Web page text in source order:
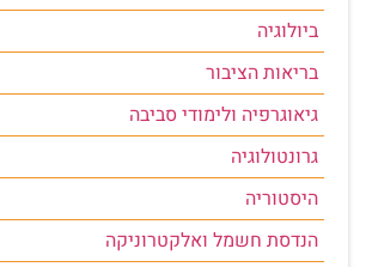
ביולוגיה
בריאות הציבור
גיאוגרפיה ולימודי סביבה
גרונטולוגיה
היסטוריה
הנדסת חשמל ואלקטרוניקה